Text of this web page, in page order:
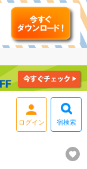
ログイン 宿検索